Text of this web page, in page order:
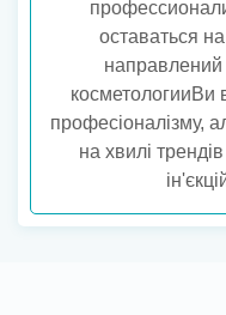
оставаться
косметологииВи
професіоналізму,
на хвилі